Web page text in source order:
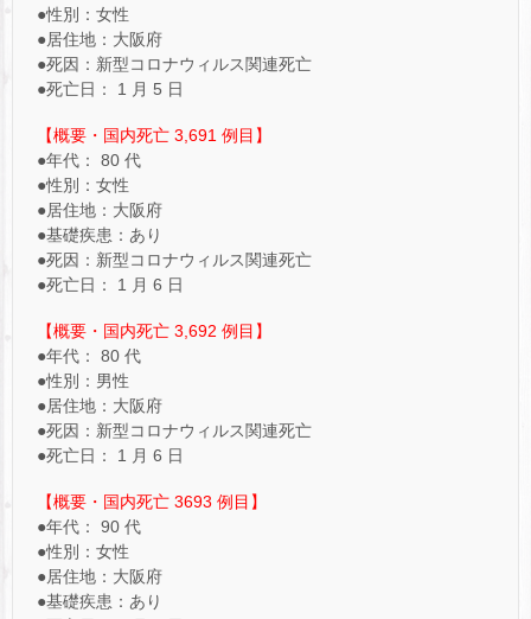
●性別：女性
●居住地：大阪府
●死因：新型コロナウィルス関連死亡
●死亡日： 1 月 5 日
【概要・国内死亡 3,691 例目】
●年代： 80 代
●性別：女性
●居住地：大阪府
●基礎疾患：あり
●死因：新型コロナウィルス関連死亡
●死亡日： 1 月 6 日
【概要・国内死亡 3,692 例目】
●年代： 80 代
●性別：男性
●居住地：大阪府
●死因：新型コロナウィルス関連死亡
●死亡日： 1 月 6 日
【概要・国内死亡 3693 例目】
●年代： 90 代
●性別：女性
●居住地：大阪府
●基礎疾患：あり